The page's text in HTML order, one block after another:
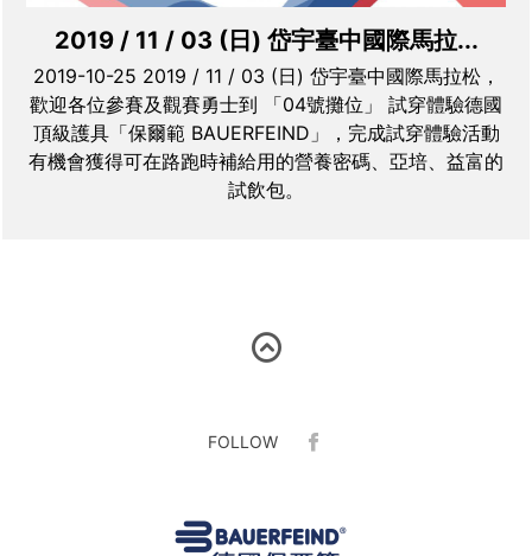
2019 / 11 / 03 (日) 岱宇臺中國際馬拉...
2019-10-25 2019 / 11 / 03 (日) 岱宇臺中國際馬拉松，
歡迎各位參賽及觀賽勇士到 「04號攤位」 試穿體驗德國
頂級護具「保爾範 BAUERFEIND」，完成試穿體驗活動
有機會獲得可在路跑時補給用的營養密碼、亞培、益富的
試飲包。
FOLLOW